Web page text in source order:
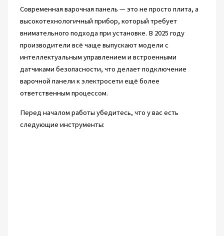
Современная варочная панель — это не просто плита, а
высокотехнологичный прибор, который требует
внимательного подхода при установке. В 2025 году
производители всё чаще выпускают модели с
интеллектуальным управлением и встроенными
датчиками безопасности, что делает подключение
варочной панели к электросети ещё более
ответственным процессом.
Перед началом работы убедитесь, что у вас есть
следующие инструменты: